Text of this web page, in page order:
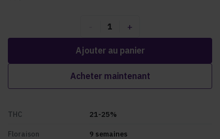
1 +
Ajouter au panier
Acheter maintenant
THC 21-25%
Floraison 9 semaines